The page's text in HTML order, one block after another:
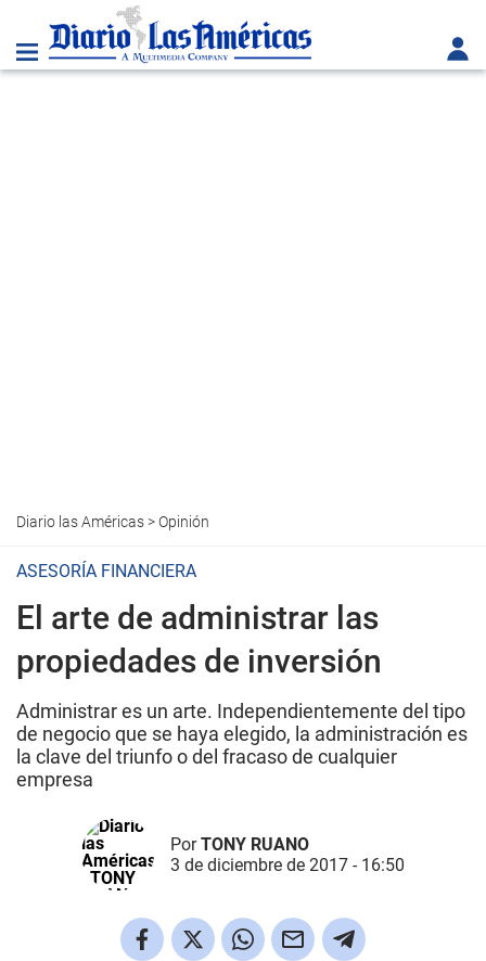
Diario las Américas>Opinión
ASESORÍA FINANCIERA
El arte de administrar las
propiedades de inversión
Administrar es un arte. Independientemente del tipo
de negocio que se haya elegido, la administración es
la clave del triunfo o del fracaso de cualquier
empresa
PorTONY RUANO
3 de diciembre de 2017 - 16:50